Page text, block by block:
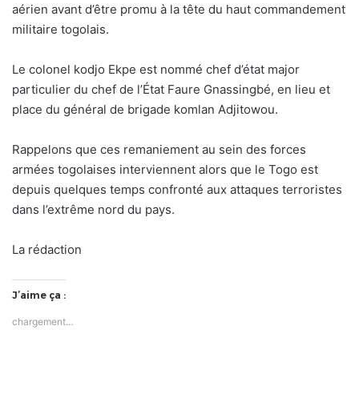
aérien avant d’être promu à la tête du haut commandement
militaire togolais.
Le colonel kodjo Ekpe est nommé chef d’état major
particulier du chef de l’État Faure Gnassingbé, en lieu et
place du général de brigade komlan Adjitowou.
Rappelons que ces remaniement au sein des forces
armées togolaises interviennent alors que le Togo est
depuis quelques temps confronté aux attaques terroristes
dans l’extrême nord du pays.
La rédaction
J’aime ça :
chargement…